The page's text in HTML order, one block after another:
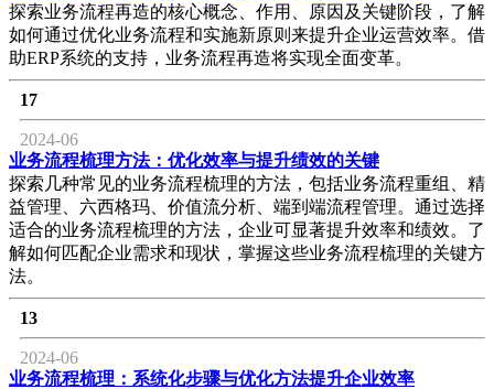
探索业务流程再造的核心概念、作用、原因及关键阶段，了解
如何通过优化业务流程和实施新原则来提升企业运营效率。借
助ERP系统的支持，业务流程再造将实现全面变革。
17
2024-06
业务流程梳理方法：优化效率与提升绩效的关键
探索几种常见的业务流程梳理的方法，包括业务流程重组、精
益管理、六西格玛、价值流分析、端到端流程管理。通过选择
适合的业务流程梳理的方法，企业可显著提升效率和绩效。了
解如何匹配企业需求和现状，掌握这些业务流程梳理的关键方
法。
13
2024-06
业务流程梳理：系统化步骤与优化方法提升企业效率